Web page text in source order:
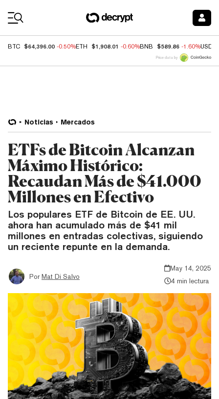
BTC $64,396.00 -0.50%ETH $1,908.01 -0.60%BNB $589.86 -1.60%USDC
Price data by
Noticias Mercados
ETFs de Bitcoin Alcanzan
Máximo Histórico:
Recaudan Más de $41.000
Millones en Efectivo
Los populares ETF de Bitcoin de EE. UU.
ahora han acumulado más de $41 mil
millones en entradas colectivas, siguiendo
un reciente repunte en la demanda.
Por Mat Di Salvo
May 14, 2025
4 min lectura